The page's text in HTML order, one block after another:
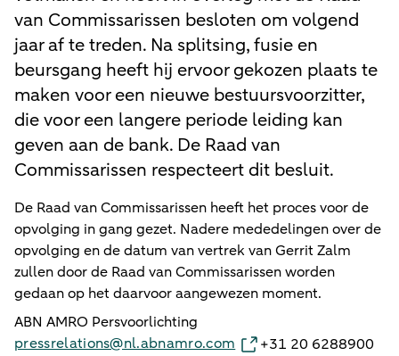
van Commissarissen besloten om volgend
jaar af te treden. Na splitsing, fusie en
beursgang heeft hij ervoor gekozen plaats te
maken voor een nieuwe bestuursvoorzitter,
die voor een langere periode leiding kan
geven aan de bank. De Raad van
Commissarissen respecteert dit besluit.
De Raad van Commissarissen heeft het proces voor de
opvolging in gang gezet. Nadere mededelingen over de
opvolging en de datum van vertrek van Gerrit Zalm
zullen door de Raad van Commissarissen worden
gedaan op het daarvoor aangewezen moment.
ABN AMRO Persvoorlichting
pressrelations@nl.abnamro.com
+31 20 6288900